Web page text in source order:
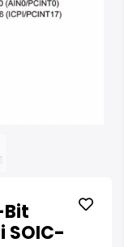
Bit
SOIC-